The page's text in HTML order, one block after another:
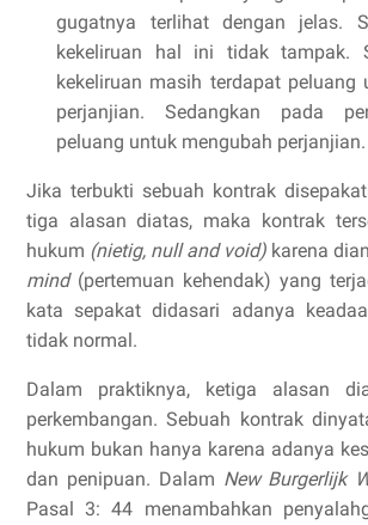
gugatnya terlihat dengan jelas.
kekeliruan hal ini tidak tampak.
kekeliruan masih terdapat peluang
perjanjian. Sedangkan pada
peluang untuk mengubah perjanjian.
Jika terbukti sebuah kontrak
tiga alasan diatas, maka kontrak
hukum (nietig, null and void) karena
mind(pertemuan kehendak) yang
kata sepakat didasari adanya
tidak normal.
Dalam praktiknya, ketiga alasan
perkembangan. Sebuah kontrak
hukum bukan hanya karena adanya
dan penipuan. Dalam New Burgerlijk
Pasal 3: 44 menambahkan